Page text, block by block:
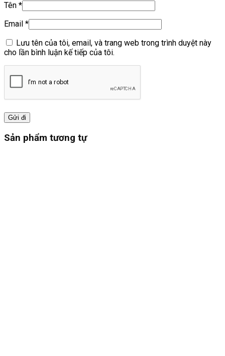
Tên *
Email *
Lưu tên của tôi, email, và trang web trong trình duyệt này
cho lần bình luận kế tiếp của tôi.
Sản phẩm tương tự